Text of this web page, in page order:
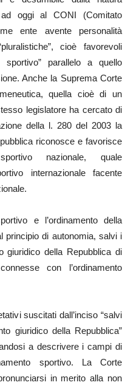
oggi al CONI (Comitato
ente avente personalità
cioè favorevoli
sportivo” parallelo a quello
Anche la Suprema Corte
quella cioè di un
legislatore ha cercato di
della l. 280 del 2003 la
riconosce e favorisce
sportivo nazionale, quale
internazionale facente
e l’ordinamento della
principio di autonomia, salvi i
giuridico della Repubblica di
con l’ordinamento
suscitati dall’inciso “salvi
giuridico della Repubblica”
a descrivere i campi di
sportivo. La Corte
in merito alla non